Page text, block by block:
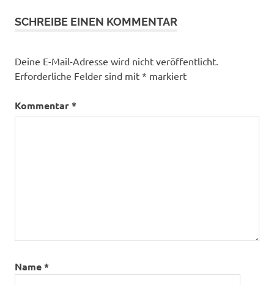
SCHREIBE EINEN KOMMENTAR
Deine E-Mail-Adresse wird nicht veröffentlicht.
Erforderliche Felder sind mit * markiert
Kommentar*
Name*